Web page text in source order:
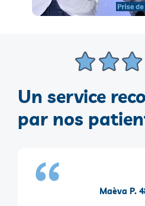
Un service
par nos
Maèva P.